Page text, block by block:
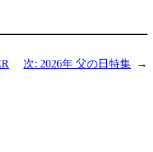
次: 2026年 父の日特集 →